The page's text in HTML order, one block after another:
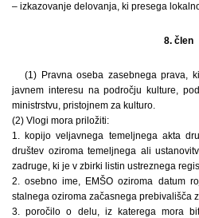
– izkazovanje delovanja, ki presega
8. člen
(1) Pravna oseba zasebnega prava,
javnem interesu na področju kulture,
ministrstvu, pristojnem za kulturo.
(2) Vlogi mora priložiti:
1. kopijo veljavnega temeljnega akta
društev oziroma temeljnega ali
zadruge, ki je v zbirki listin ustreznega
2. osebno ime, EMŠO oziroma datum
stalnega oziroma začasnega prebivališča
3. poročilo o delu, iz katerega mora